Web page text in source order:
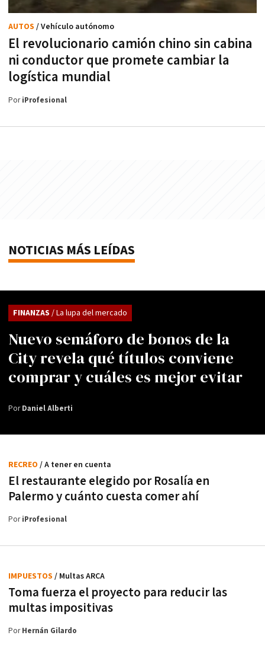
El revolucionario camión chino sin cabina
ni conductor que promete cambiar la
logística mundial
AUTOS / Vehículo autónomo
PoriProfesional
NOTICIAS MÁS LEÍDAS
Nuevo semáforo de bonos de la
City revela qué títulos conviene
comprar y cuáles es mejor evitar
FINANZAS / La lupa del mercado
PorDaniel Alberti
El restaurante elegido por Rosalía en
Palermo y cuánto cuesta comer ahí
RECREO / A tener en cuenta
PoriProfesional
Toma fuerza el proyecto para reducir las
multas impositivas
IMPUESTOS / Multas ARCA
PorHernán Gilardo